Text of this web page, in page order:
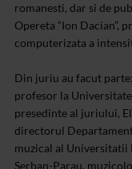
romanesti, dar si de
Opereta “Ion Dacian”,
computerizata a
Din juriu au facut
profesor la
presedinte al juriului,
directorul
muzical al Universitatii
Serban-Parau,